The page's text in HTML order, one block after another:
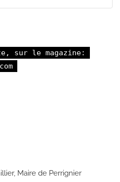
sur le magazine:
Maire de Perrignier